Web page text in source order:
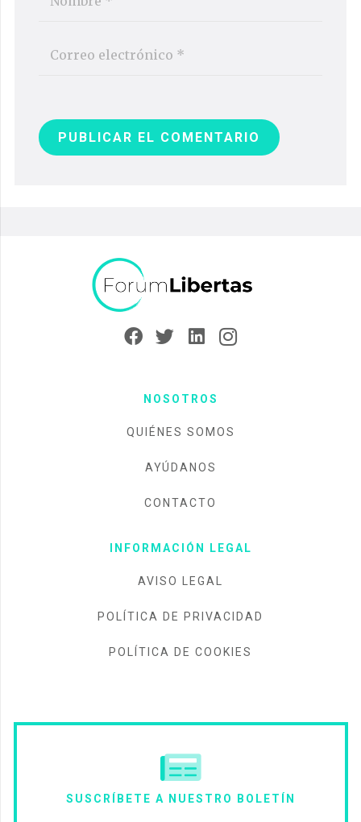
PUBLICAR EL COMENTARIO
NOSOTROS
QUIÉNES SOMOS
AYÚDANOS
CONTACTO
INFORMACIÓN LEGAL
AVISO LEGAL
POLÍTICA DE PRIVACIDAD
POLÍTICA DE COOKIES
SUSCRÍBETE A NUESTRO BOLETÍN